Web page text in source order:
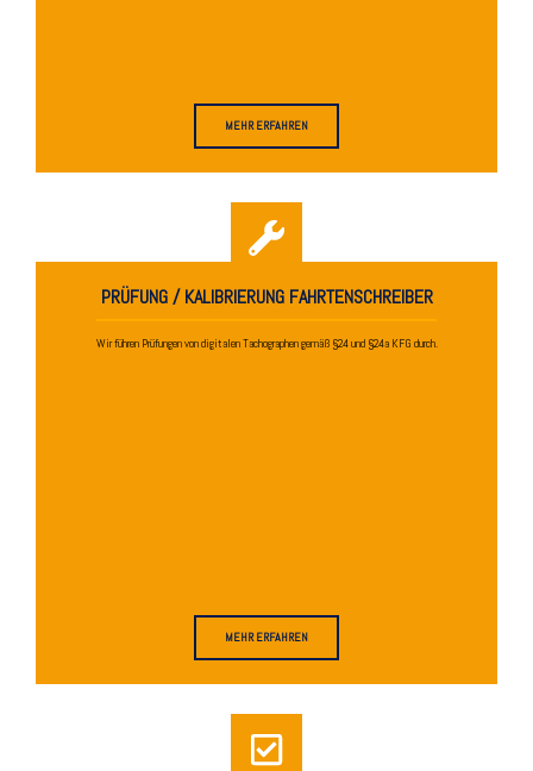
MEHR ERFAHREN
PRÜFUNG / KALIBRIERUNG FAHRTENSCHREIBER
Wir führen Prüfungen von digitalen Tachographen gemäß §24 und §24a KFG durch.
MEHR ERFAHREN